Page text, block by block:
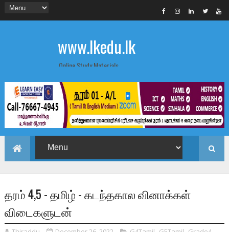
www.lkedu.lk
Online Study Materials
தரம் 4,5 - தமிழ் - கடந்தகால வினாக்கள்
விடைகளுடன்